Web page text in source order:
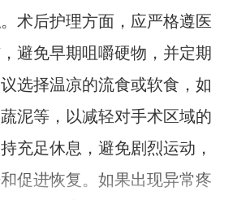
术后护理方面，应严格遵医
避免早期咀嚼硬物，并定期
选择温凉的流食或软食，如
泥等，以减轻对手术区域的
充足休息，避免剧烈运动，
促进恢复。如果出现异常疼